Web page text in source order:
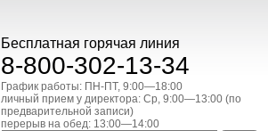
Бесплатная горячая линия
8-800-302-13-34
График работы: ПН-ПТ, 9:00—18:00
личный прием у директора: Ср, 9:00—13:00 (по
предварительной записи)
перерыв на обед: 13:00—14:00